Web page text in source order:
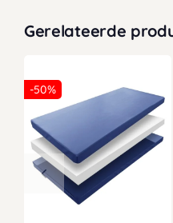
Gerelateerde
-50%